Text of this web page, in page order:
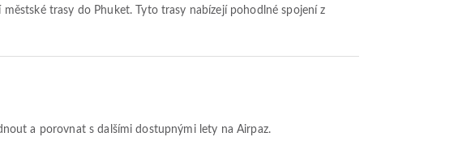
trasy do Phuket. Tyto trasy nabízejí pohodlné spojení z
a porovnat s dalšími dostupnými lety na Airpaz.